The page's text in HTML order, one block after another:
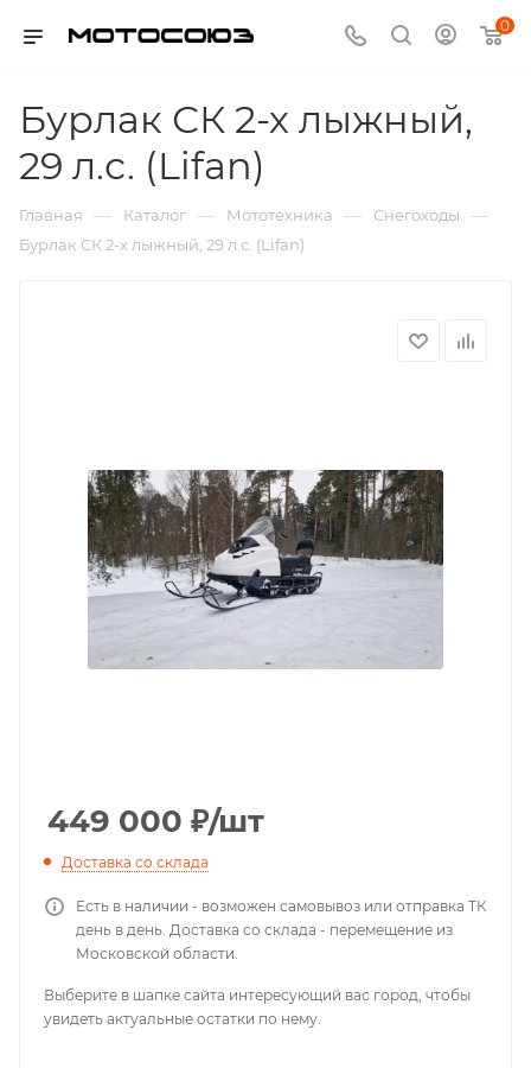
0
Бурлак СК 2-х лыжный,
29 л.с. (Lifan)
Главная — Каталог — Мототехника — Снегоходы —
Бурлак СК 2-х лыжный, 29 л.с. (Lifan)
449 000 ₽/шт
Доставка со склада
Есть в наличии - возможен самовывоз или отправка ТК
день в день. Доставка со склада - перемещение из
Московской области.
Выберите в шапке сайта интересующий вас город, чтобы
увидеть актуальные остатки по нему.